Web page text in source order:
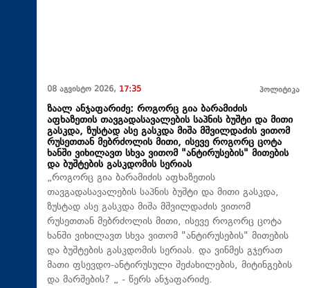
08 აგვისტო 2026, 17:35 პოლიტიკა
ზაალ ანჯაფარიძე: როგორც გია ბარამიძის
აფხაზეთის თავგადასავალების საპნის ბუშტი და მითი
გასკდა, ზუსტად ასე გასკდა მიშა მშვილდაძის ვითომ
რუსეთთან მებრძოლის მითი, ისევე როგორც ცოტა
ხანში ვიხილავთ სხვა ვითომ "ანტირუსების" მითების
და ბუშტების გასკდომის სერიას
„როგორც გია ბარამიძის აფხაზეთის
თავგადასავალების საპნის ბუშტი და მითი გასკდა,
ზუსტად ასე გასკდა მიშა მშვილდაძის ვითომ
რუსეთთან მებრძოლის მითი, ისევე როგორც ცოტა
ხანში ვიხილავთ სხვა ვითომ "ანტირუსების" მითების
და ბუშტების გასკდომის სერიას. და ვინმეს გჯერათ
მათი ფსევდო-ანტირუსული შეძახილების, მიტინგების
და მარშების? „ - წერს ანჯაფარიძე.